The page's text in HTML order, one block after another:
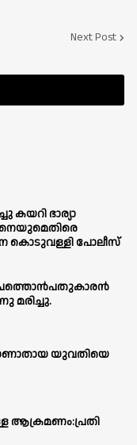
Next Post
കയറി ഭാര്യാ
കൊടുവള്ളി പോലീസ്
പത്തൊൻപതുകാരൻ
യുവതിയെ
ആക്രമണം:പ്രതി